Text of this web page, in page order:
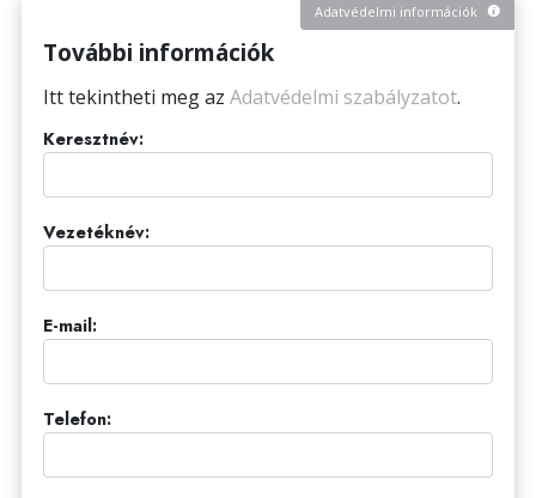
Adatvédelmi információk
További információk
Itt tekintheti meg az Adatvédelmi szabályzatot.
Keresztnév:
Vezetéknév:
E-mail:
Telefon: